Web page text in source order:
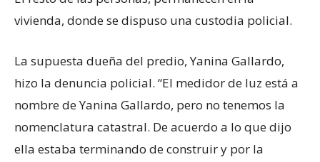
vivienda, donde se dispuso una custodia policial.
La supuesta dueña del predio, Yanina Gallardo,
hizo la denuncia policial. “El medidor de luz está a
nombre de Yanina Gallardo, pero no tenemos la
nomenclatura catastral. De acuerdo a lo que dijo
ella estaba terminando de construir y por la